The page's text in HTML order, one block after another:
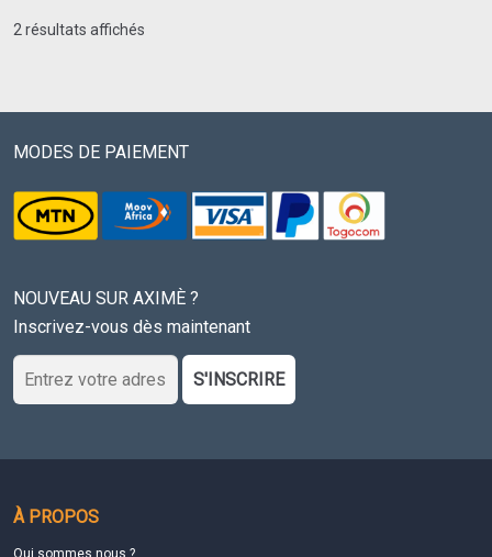
2 résultats affichés
MODES DE PAIEMENT
NOUVEAU SUR AXIMÈ ?
Inscrivez-vous dès maintenant
S'INSCRIRE
À PROPOS